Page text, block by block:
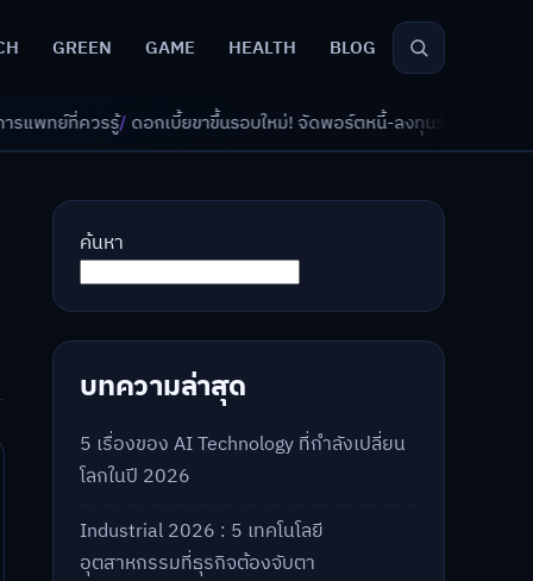
GREEN GAME HEALTH BLOG
ยขาขึ้นรอบใหม่! จัดพอร์ตหนี้-ลงทุนรับมืออย่างไรดี?/AI จัดพอร์ตเกษีย
ค้นหา
บทความล่าสุด
5 เรื่องของ AI Technology ที่กำลังเปลี่ยน
โลกในปี 2026
Industrial 2026 : 5 เทคโนโลยี
อุตสาหกรรมที่ธุรกิจต้องจับตา